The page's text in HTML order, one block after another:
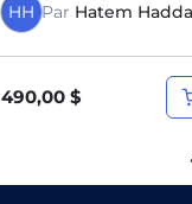
HH Par Hatem
490,00 $